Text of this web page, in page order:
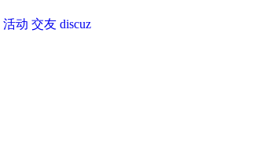
活动 交友 discuz